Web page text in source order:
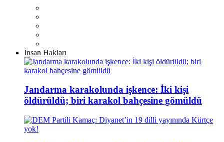
İnsan Hakları
Jandarma karakolunda işkence: İki kişi
öldürüldü; biri karakol bahçesine gömüldü